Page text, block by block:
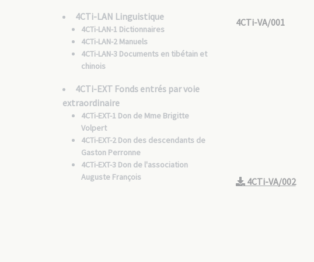
4CTi-LAN Linguistique
4CTi-LAN-1 Dictionnaires
4CTi-LAN-2 Manuels
4CTi-LAN-3 Documents en tibétain et
chinois
4CTi-EXT Fonds entrés par voie
extraordinaire
4CTi-EXT-1 Don de Mme Brigitte
Volpert
4CTi-EXT-2 Don des descendants de
Gaston Perronne
4CTi-EXT-3 Don de l'association
Auguste François
4CTi-VA/001
4CTi-VA/002